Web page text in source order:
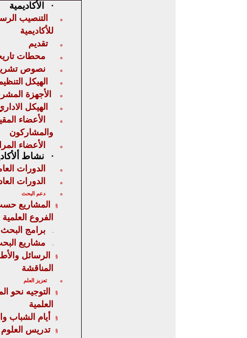
· الأكاديمية
o
التنصيب
للأكاديمية
o تقديم
o محطات
o نصوص
o الهيكل
o الأجهزة
o الهيكل
o
الأعضاء
والمشاركون
o الأعضاء
· نشاط
o الدورات
o الدورات
o دعم البحث
§
المشاريع
الفروع العلمية
- برامج البحث
- مشاريع
§
الرسائل
المناقشة
o تعزيز العلم
§
التوجيه نحو
العلمية
§ أيام الشباب
§ تدريس العلوم